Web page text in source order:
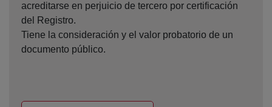
acreditarse en perjuicio de tercero por certificación
del Registro.
Tiene la consideración y el valor probatorio de un
documento público.